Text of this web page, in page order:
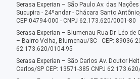
Serasa Experian – São Paulo Av. das
Sucupira - 24ºandar - Chácara Santo
CEP:04794-000 - CNPJ 62.173.620/0001-80
Serasa Experian – Blumenau Rua Dr. Léo de
– Bairro Velha, Blumenau/SC - CEP: 89036-
62.173.620/0104-95
Serasa Experian – São Carlos Av. Doutor
Carlos/SP CEP: 13571-385 CNPJ